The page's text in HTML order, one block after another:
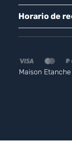
Horario de
Maison